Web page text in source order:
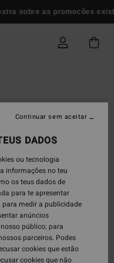
sobre as promocôes
DADOS
ou tecnologia
informações no teu
os teus dados de
para te apresentar
medir a publicidade
anúncios
público; para
parceiros. Podes
cookies que estão
cookies que não
Continuar sem aceitar